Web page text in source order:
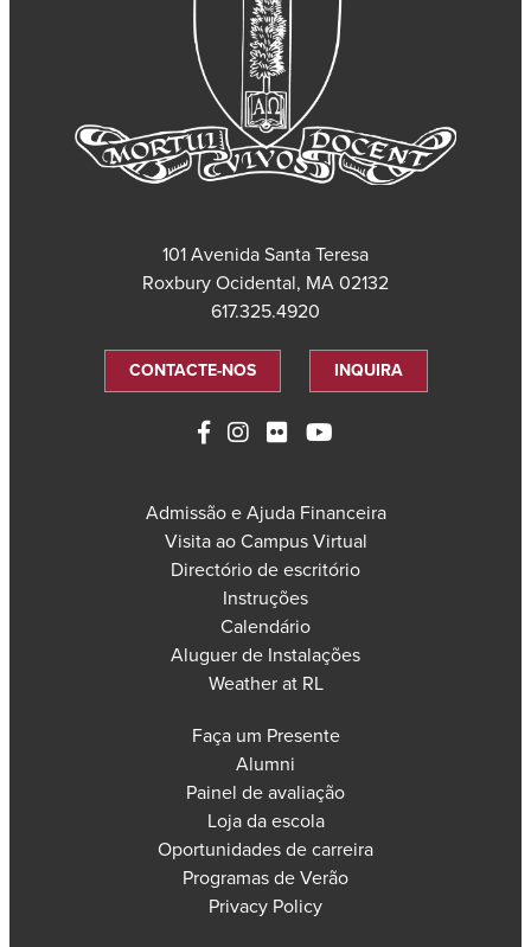
101 Avenida Santa Teresa
Roxbury Ocidental, MA 02132
617.325.4920
CONTACTE-NOS INQUIRA
Admissão e Ajuda Financeira
Visita ao Campus Virtual
Directório de escritório
Instruções
Calendário
Aluguer de Instalações
Weather at RL
Faça um Presente
Alumni
Painel de avaliação
Loja da escola
Oportunidades de carreira
Programas de Verão
Privacy Policy